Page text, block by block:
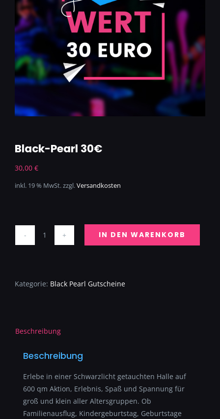
Black-Pearl 30€
30,00 €
inkl. 19 % MwSt.zzgl.Versandkosten
Black-
IN DEN WARENKORB
Kategorie: Black Pearl Gutscheine
Beschreibung
Beschreibung
Erlebe in einer Schwarzlicht getauchten Halle auf
600 qm Aktion, Erlebnis, Spaß und Spannung für
groß und klein aller Altersgruppen. Ob
Familienausflug, Kindergeburtstag, Geburtstage